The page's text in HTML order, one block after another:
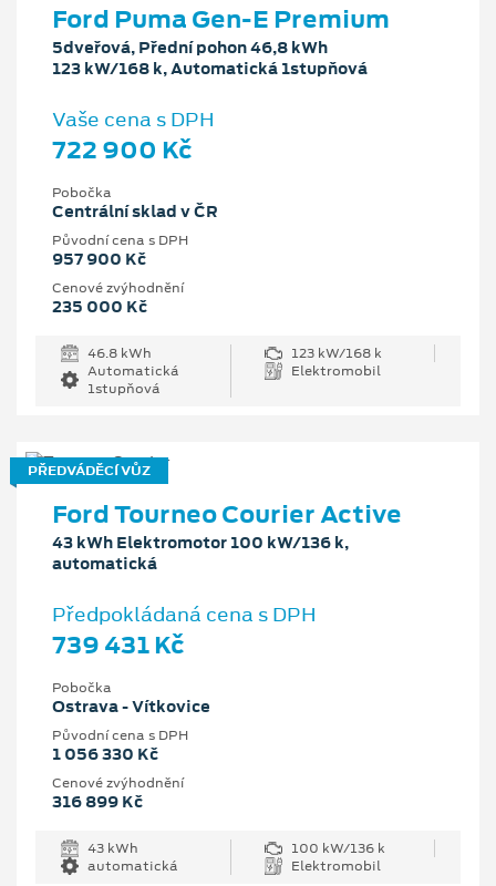
Ford Puma Gen-E Premium
5dveřová, Přední pohon 46,8 kWh
123 kW/168 k, Automatická 1stupňová
Vaše cena s DPH
722 900 Kč
Pobočka
Centrální sklad v ČR
Původní cena s DPH
957 900 Kč
Cenové zvýhodnění
235 000 Kč
46.8 kWh
123 kW/168 k
Automatická
1stupňová
Elektromobil
PŘEDVÁDĚCÍ VŮZ
Ford Tourneo Courier Active
43 kWh Elektromotor 100 kW/136 k,
automatická
Předpokládaná cena s DPH
739 431 Kč
Pobočka
Ostrava - Vítkovice
Původní cena s DPH
1 056 330 Kč
Cenové zvýhodnění
316 899 Kč
43 kWh
100 kW/136 k
automatická
Elektromobil